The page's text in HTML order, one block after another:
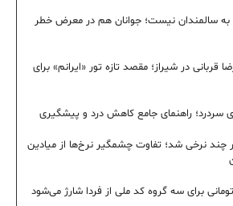
سالمندان نیست؛ جوانان هم در معرض خطر
در شیراز؛ مقصد تازه تور «ایرانم» برای
سردرد؛ راهنمای جامع کاهش درد و پیشگیری
نرخی شد؛ تفاوت چشمگیر نرخ‌ها از میادین
برای سه گروه کد ملی از فردا شارژ می‌شود